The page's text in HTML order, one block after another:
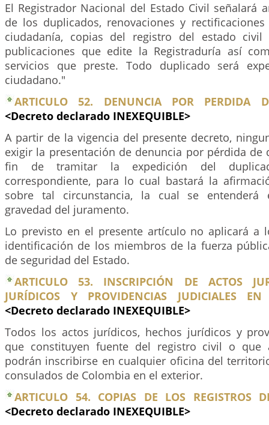
El Registrador Nacional del Estado Civil señalará
de los duplicados, renovaciones y
ciudadanía, copias del registro del estado
publicaciones que edite la Registraduría así
servicios que preste. Todo duplicado será
ciudadano."
ARTICULO 52. DENUNCIA POR PERDIDA
<Decreto declarado INEXEQUIBLE>
A partir de la vigencia del presente decreto,
exigir la presentación de denuncia por pérdida de
fin de tramitar la expedición del
correspondiente, para lo cual bastará la
sobre tal circunstancia, la cual se entenderá
gravedad del juramento.
Lo previsto en el presente artículo no aplicará a
identificación de los miembros de la fuerza
de seguridad del Estado.
ARTICULO 53. INSCRIPCIÓN DE ACTOS
JURÍDICOS Y PROVIDENCIAS JUDICIALES EN
<Decreto declarado INEXEQUIBLE>
Todos los actos jurídicos, hechos jurídicos y
que constituyen fuente del registro civil o que
podrán inscribirse en cualquier oficina del
consulados de Colombia en el exterior.
ARTICULO 54. COPIAS DE LOS REGISTROS
<Decreto declarado INEXEQUIBLE>